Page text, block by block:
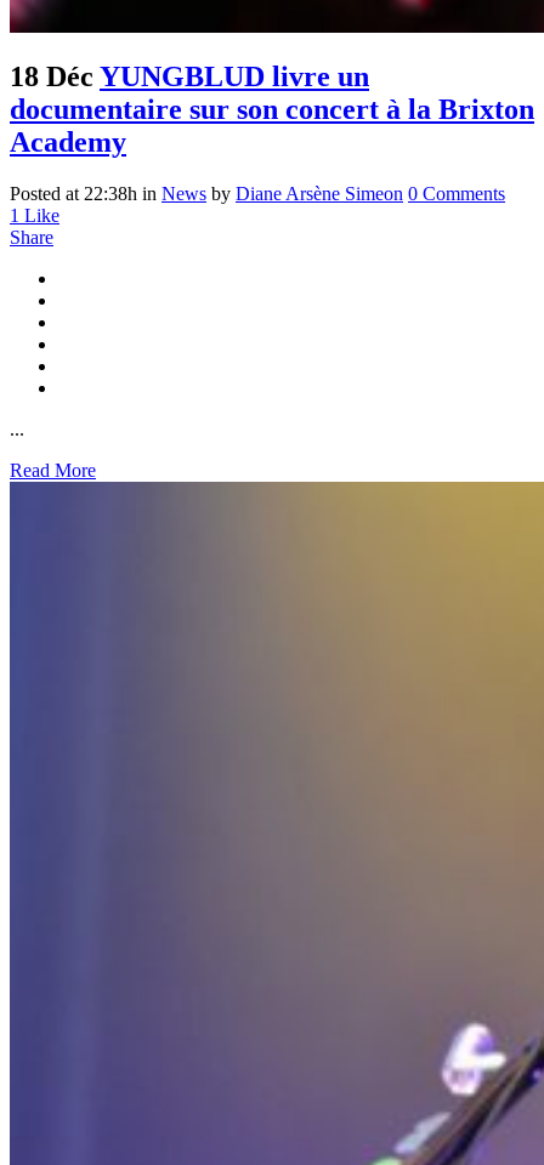
18 Déc YUNGBLUD livre un
documentaire sur son concert à la Brixton
Academy
Posted at 22:38h in News by Diane Arsène Simeon 0 Comments
1 Like
Share
...
Read More